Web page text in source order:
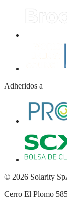
Adheridos a
© 2026 Solarity
Cerro El Plomo